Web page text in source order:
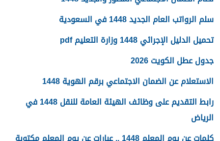
سلم الرواتب العام الجديد 1448 في السعودية
تحميل الدليل الإجرائي 1448 وزارة التعليم pdf
جدول عطل الكويت 2026
الاستعلام عن الضمان الاجتماعي برقم الهوية 1448
رابط التقديم على وظائف الهيئة العامة للنقل 1448 في
الرياض